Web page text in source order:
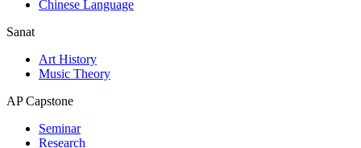
Chinese Language
Sanat
Art History
Music Theory
AP Capstone
Seminar
Research